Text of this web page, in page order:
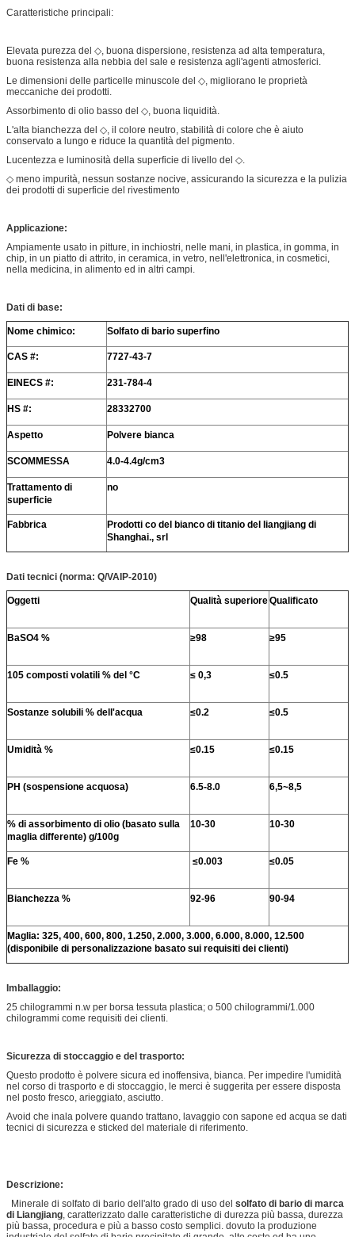
Caratteristiche principali:
Elevata purezza del ◇, buona dispersione, resistenza ad alta temperatura,
buona resistenza alla nebbia del sale e resistenza agli'agenti atmosferici.
Le dimensioni delle particelle minuscole del ◇, migliorano le proprietà
meccaniche dei prodotti.
Assorbimento di olio basso del ◇, buona liquidità.
L'alta bianchezza del ◇, il colore neutro, stabilità di colore che è aiuto
conservato a lungo e riduce la quantità del pigmento.
Lucentezza e luminosità della superficie di livello del ◇.
◇ meno impurità, nessun sostanze nocive, assicurando la sicurezza e la pulizia
dei prodotti di superficie del rivestimento
Applicazione:
Ampiamente usato in pitture, in inchiostri, nelle mani, in plastica, in gomma, in
chip, in un piatto di attrito, in ceramica, in vetro, nell'elettronica, in cosmetici,
nella medicina, in alimento ed in altri campi.
Dati di base:
Nome chimico: Solfato di bario superfino
CAS #: 7727-43-7
EINECS #: 231-784-4
HS #: 28332700
Aspetto Polvere bianca
SCOMMESSA 4.0-4.4g/cm3
Trattamento di
superficie
no
Fabbrica
Prodotti co del bianco di titanio del liangjiang di
Shanghai., srl
Dati tecnici (norma: Q/VAIP-2010)
Oggetti Qualità superioreQualificato
BaSO4 % ≥98 ≥95
105 composti volatili % del °C ≤ 0,3 ≤0.5
Sostanze solubili % dell'acqua ≤0.2 ≤0.5
Umidità % ≤0.15 ≤0.15
PH (sospensione acquosa) 6.5-8.0 6,5~8,5
% di assorbimento di olio (basato sulla
maglia differente) g/100g
10-30 10-30
Fe % ≤0.003 ≤0.05
Bianchezza % 92-96 90-94
Maglia: 325, 400, 600, 800, 1.250, 2.000, 3.000, 6.000, 8.000, 12.500
(disponibile di personalizzazione basato sui requisiti dei clienti)
Imballaggio:
25 chilogrammi n.w per borsa tessuta plastica; o 500 chilogrammi/1.000
chilogrammi come requisiti dei clienti.
Sicurezza di stoccaggio e del trasporto:
Questo prodotto è polvere sicura ed inoffensiva, bianca. Per impedire l'umidità
nel corso di trasporto e di stoccaggio, le merci è suggerita per essere disposta
nel posto fresco, arieggiato, asciutto.
Avoid che inala polvere quando trattano, lavaggio con sapone ed acqua se dati
tecnici di sicurezza e sticked del materiale di riferimento.
Descrizione:
Minerale di solfato di bario dell'alto grado di uso del solfato di bario di marca
di Liangjiang, caratterizzato dalle caratteristiche di durezza più bassa, durezza
più bassa, procedura e più a basso costo semplici. dovuto la produzione